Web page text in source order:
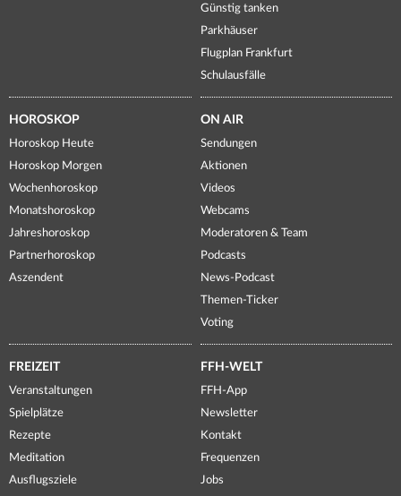
Günstig tanken
Parkhäuser
Flugplan Frankfurt
Schulausfälle
HOROSKOP
Horoskop Heute
Horoskop Morgen
Wochenhoroskop
Monatshoroskop
Jahreshoroskop
Partnerhoroskop
Aszendent
ON AIR
Sendungen
Aktionen
Videos
Webcams
Moderatoren & Team
Podcasts
News-Podcast
Themen-Ticker
Voting
FREIZEIT
Veranstaltungen
Spielplätze
Rezepte
Meditation
Ausflugsziele
FFH-WELT
FFH-App
Newsletter
Kontakt
Frequenzen
Jobs